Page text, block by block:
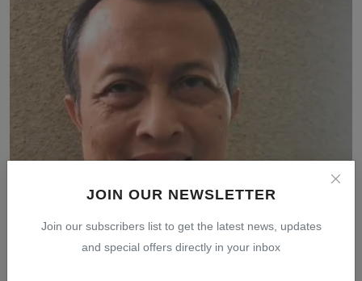
JOIN OUR NEWSLETTER
Join our subscribers list to get the latest news, updates
and special offers directly in your inbox
Kejagung Periksa Taipan Properti Tan Kian dan Ferry